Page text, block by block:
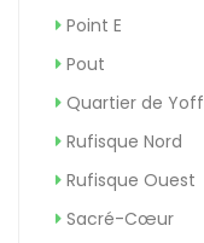
Point E
Pout
Quartier de Yoff
Rufisque Nord
Rufisque Ouest
Sacré-Cœur